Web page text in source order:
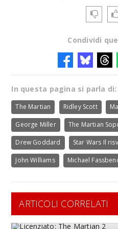
Condividi
In questa pagina si parla di:
The Martian Ridley Scott
George Miller The Martian
Drew Goddard Star Wars Il
John Williams Michael
ARTICOLI CORRELATI